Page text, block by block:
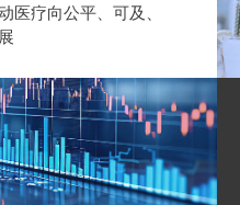
医疗向公平、可及、